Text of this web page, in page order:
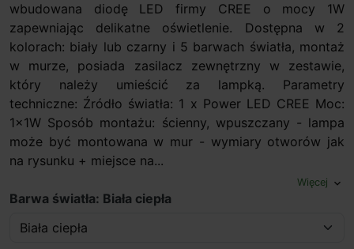
wbudowana diodę LED firmy CREE o mocy 1W
zapewniając delikatne oświetlenie. Dostępna w 2
kolorach: biały lub czarny i 5 barwach światła, montaż
w murze, posiada zasilacz zewnętrzny w zestawie,
który należy umieścić za lampką. Parametry
techniczne: Źródło światła: 1 x Power LED CREE Moc:
1x1W Sposób montażu: ścienny, wpuszczany - lampa
może być montowana w mur - wymiary otworów jak
na rysunku + miejsce na...
Więcej expand_more
Barwa światła: Biała ciepła